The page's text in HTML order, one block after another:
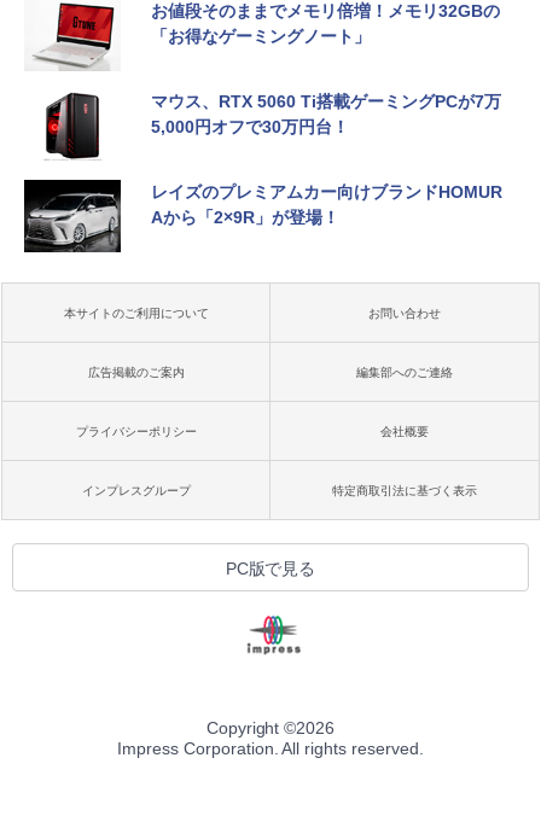
お値段そのままでメモリ倍増！メモリ32GBの
「お得なゲーミングノート」
マウス、RTX 5060 Ti搭載ゲーミングPCが7万
5,000円オフで30万円台！
レイズのプレミアムカー向けブランドHOMUR
Aから「2×9R」が登場！
本サイトのご利用について お問い合わせ
広告掲載のご案内 編集部へのご連絡
プライバシーポリシー 会社概要
インプレスグループ 特定商取引法に基づく表示
PC版で見る
Copyright ©2026
Impress Corporation. All rights reserved.